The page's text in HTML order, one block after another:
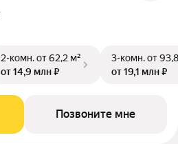
2-комн.от 62,2 м²
от 14,9 млн ₽
3-комн.от
от 19,1 млн ₽
Позвоните мне